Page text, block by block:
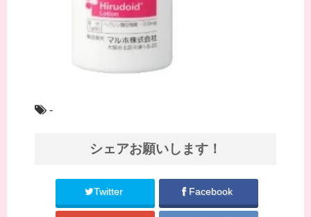
-
シェアお願いします！
Twitter Facebook